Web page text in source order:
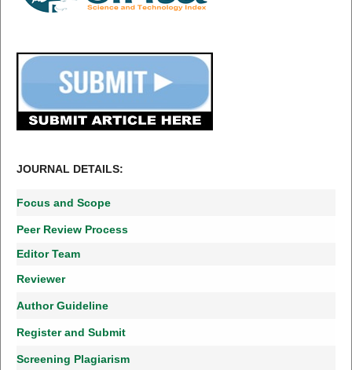
JOURNAL DETAILS:
Focus and Scope
Peer Review Process
Editor Team
Reviewer
Author Guideline
Register and Submit
Screening Plagiarism